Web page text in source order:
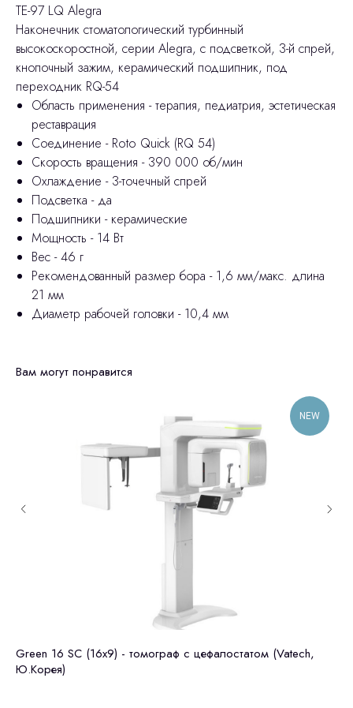
TE-97 LQ Alegra
Наконечник стоматологический турбинный
высокоскоростной, серии Alegra, с подсветкой, 3-й спрей,
кнопочный зажим, керамический подшипник, под
переходник RQ-54
Область применения - терапия, педиатрия, эстетическая
реставрация
Соединение - Roto Quick (RQ 54)
Скорость вращения - 390 000 об/мин
Охлаждение - 3-точечный спрей
Подсветка - да
Подшипники - керамические
Мощность - 14 Вт
Вес - 46 г
Рекомендованный размер бора - 1,6 мм/макс. длина
21 мм
Диаметр рабочей головки - 10,4 мм
Вам могут понравится
NEW
Green 16 SC (16x9) - томограф c цефалостатом (Vatech,
Ю.Корея)